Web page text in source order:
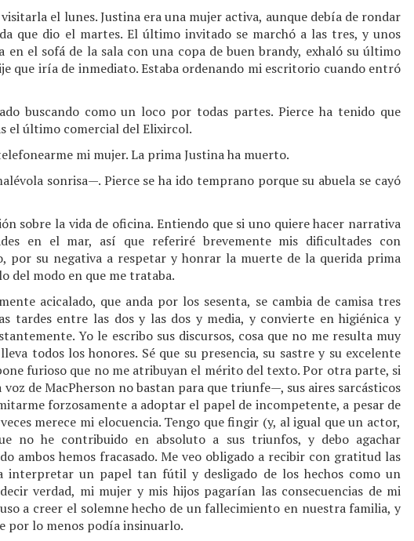
el lunes. Justina era una mujer activa, aunque debía de rondar
que dio el martes. El último invitado se marchó a las tres, y unos
el sofá de la sala con una copa de buen brandy, exhaló su último
que iría de inmediato. Estaba ordenando mi escritorio cuando entró
buscando como un loco por todas partes. Pierce ha tenido que
el último comercial del Elixircol.
mi mujer. La prima Justina ha muerto.
sonrisa—. Pierce se ha ido temprano porque su abuela se cayó
sobre la vida de oficina. Entiendo que si uno quiere hacer narrativa
en el mar, así que referiré brevemente mis dificultades con
por su negativa a respetar y honrar la muerte de la querida prima
del modo en que me trataba.
acicalado, que anda por los sesenta, se cambia de camisa tres
tardes entre las dos y las dos y media, y convierte en higiénica y
Yo le escribo sus discursos, cosa que no me resulta muy
todos los honores. Sé que su presencia, su sastre y su excelente
furioso que no me atribuyan el mérito del texto. Por otra parte, si
de MacPherson no bastan para que triunfe—, sus aires sarcásticos
forzosamente a adoptar el papel de incompetente, a pesar de
merece mi elocuencia. Tengo que fingir (y, al igual que un actor,
no he contribuido en absoluto a sus triunfos, y debo agachar
ambos hemos fracasado. Me veo obligado a recibir con gratitud las
interpretar un papel tan fútil y desligado de los hechos como un
verdad, mi mujer y mis hijos pagarían las consecuencias de mi
a creer el solemne hecho de un fallecimiento en nuestra familia, y
por lo menos podía insinuarlo.